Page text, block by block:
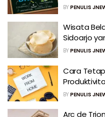
BY PENULIS
Wisata
Sidoarjo
BY PENULIS
Cara
BY PENULIS
Arc de